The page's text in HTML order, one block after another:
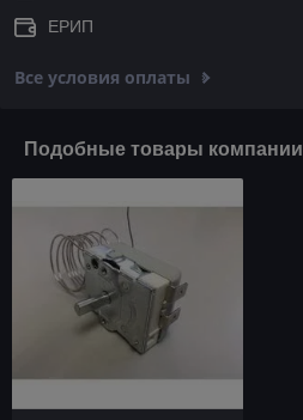
ЕРИП
Все условия оплаты
Подобные товары компании